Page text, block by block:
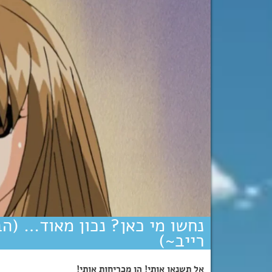
נחשו מי כאן? נכון מאוד…
רייב~)
אל תשנאו אותי! הן מכריחות אותי!